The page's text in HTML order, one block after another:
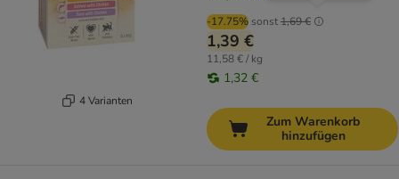
4 Varianten
-17.75% sonst1,69 €
1,39 €
11,58 € / kg
1,32 €
Zum Warenkorb
hinzufügen